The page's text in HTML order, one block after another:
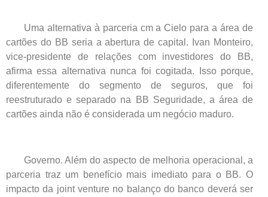
Uma alternativa à parceria cm a Cielo para a área de
cartões do BB seria a abertura de capital. Ivan Monteiro,
vice-presidente de relações com investidores do BB,
afirma essa alternativa nunca foi cogitada. Isso porque,
diferentemente do segmento de seguros, que foi
reestruturado e separado na BB Seguridade, a área de
cartões ainda não é considerada um negócio maduro.
Governo. Além do aspecto de melhoria operacional, a
parceria traz um benefício mais imediato para o BB. O
impacto da joint venture no balanço do banco deverá ser